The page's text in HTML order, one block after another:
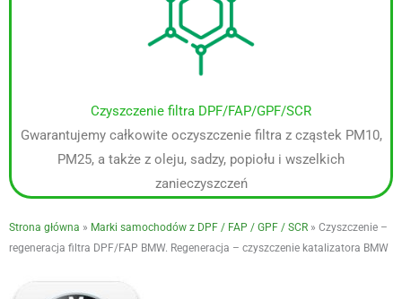
Czyszczenie filtra DPF/FAP/GPF/SCR
Gwarantujemy całkowite oczyszczenie filtra z cząstek PM10,
PM25, a także z oleju, sadzy, popiołu i wszelkich
zanieczyszczeń
Strona główna » Marki samochodów z DPF / FAP / GPF / SCR » Czyszczenie –
regeneracja filtra DPF/FAP BMW. Regeneracja – czyszczenie katalizatora BMW